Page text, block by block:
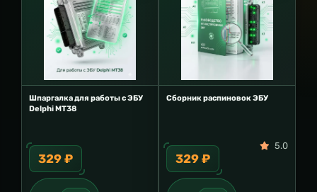
Шпаргалка для работы с ЭБУ
Delphi MT38
329 ₽
Сборник распиновок ЭБУ
329 ₽
5.0